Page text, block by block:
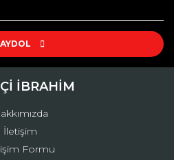
veya görüntülenemiyor.
bilgiler bulunuyor.
daha pahalı.
İBRAHİM
İletişim
Formu